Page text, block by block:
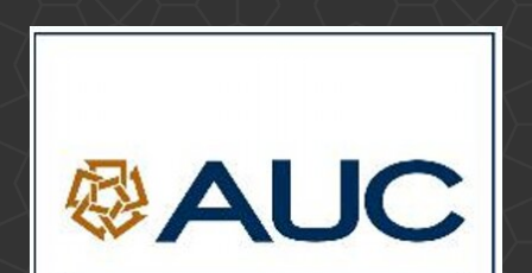
twitterfacebook
مقالات صحافية
بوستات من فيسبوك
مقابلات في الإعلام